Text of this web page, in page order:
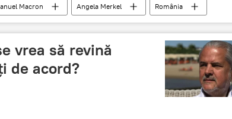
Macron Angela Merkel România
vrea să revină
de acord?